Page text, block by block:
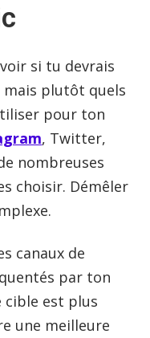
si tu devrais
mais plutôt quels
pour ton
, Twitter,
nombreuses
choisir. Démêler
canaux de
par ton
cible est plus
une meilleure